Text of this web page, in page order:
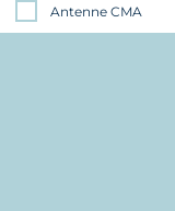
Antenne CMA